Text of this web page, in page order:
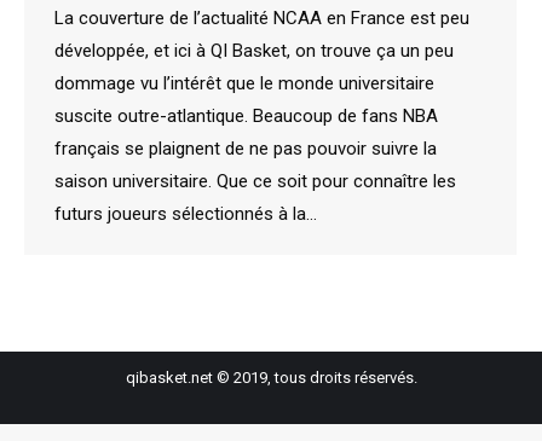
La couverture de l’actualité NCAA en France est peu
développée, et ici à QI Basket, on trouve ça un peu
dommage vu l’intérêt que le monde universitaire
suscite outre-atlantique. Beaucoup de fans NBA
français se plaignent de ne pas pouvoir suivre la
saison universitaire. Que ce soit pour connaître les
futurs joueurs sélectionnés à la…
qibasket.net © 2019, tous droits réservés.